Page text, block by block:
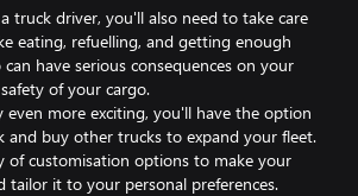
truck driver, you'll also need to take care
eating, refuelling, and getting enough
have serious consequences on your
of your cargo.
even more exciting, you'll have the option
and buy other trucks to expand your fleet.
of customisation options to make your
tailor it to your personal preferences.